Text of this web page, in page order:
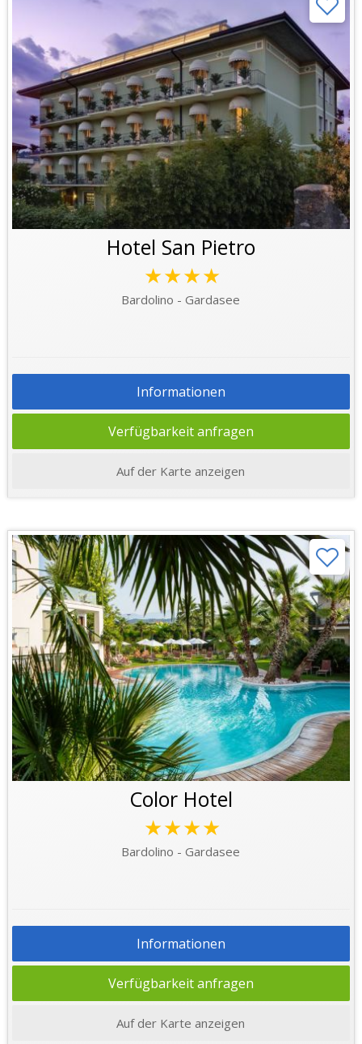
Hotel San Pietro
★★★★
Bardolino - Gardasee
Informationen
Verfügbarkeit anfragen
Auf der Karte anzeigen
Color Hotel
★★★★
Bardolino - Gardasee
Informationen
Verfügbarkeit anfragen
Auf der Karte anzeigen